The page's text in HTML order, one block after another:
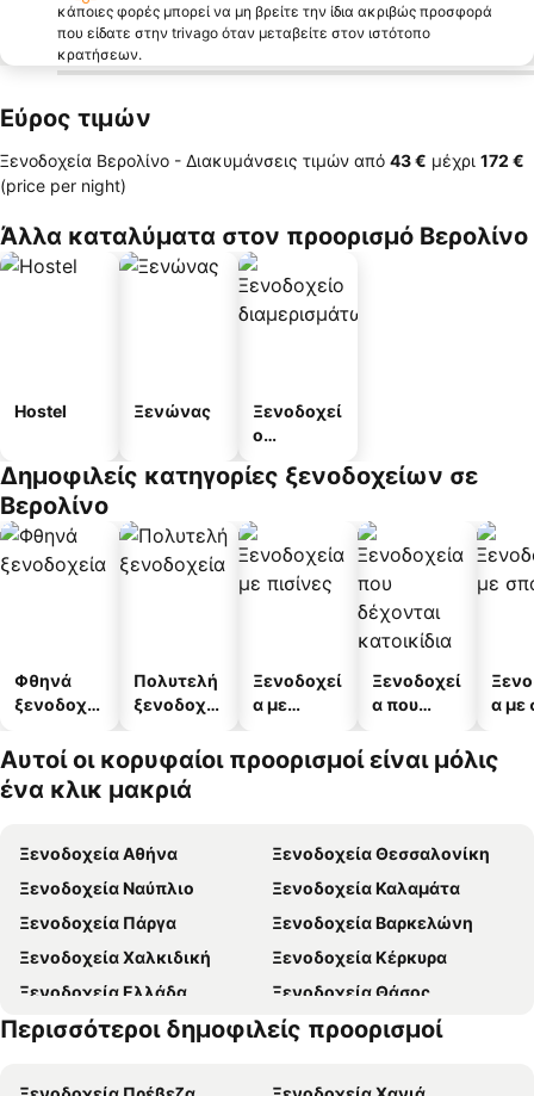
κάποιες φορές μπορεί να μη βρείτε την ίδια ακριβώς προσφορά
που είδατε στην trivago όταν μεταβείτε στον ιστότοπο
κρατήσεων.
Εύρος τιμών
Ξενοδοχεία Βερολίνο - Διακυμάνσεις τιμών από ‎43 € μέχρι ‎172 €
(price per night)
Άλλα καταλύματα στον προορισμό Βερολίνο
Hostel Ξενώνας
Ξενοδοχεί
ο
άτων
Δημοφιλείς κατηγορίες ξενοδοχείων σε
Βερολίνο
Φθηνά
ξενοδοχεί
Πολυτελή
ξενοδοχεί
Ξενοδοχεί
α με
Ξενοδοχεί
α που
κατοικίδι
α
α με
Αυτοί οι κορυφαίοι προορισμοί είναι μόλις
ένα κλικ μακριά
Ξενοδοχεία Αθήνα
Ξενοδοχεία Θεσσαλονίκη
Ξενοδοχεία Ναύπλιο
Ξενοδοχεία Καλαμάτα
Ξενοδοχεία Πάργα
Ξενοδοχεία Βαρκελώνη
Ξενοδοχεία Χαλκιδική
Ξενοδοχεία Κέρκυρα
Ξενοδοχεία Ελλάδα
Ξενοδοχεία Θάσος
Ξενοδοχεία Ζάκυνθος
Ξενοδοχεία Εύβοια
Περισσότεροι δημοφιλείς προορισμοί